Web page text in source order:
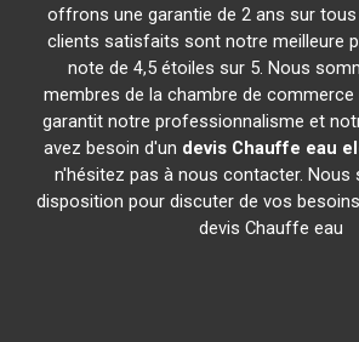
offrons une garantie de 2 ans sur
clients satisfaits sont notre meilleure
note de 4,5 étoiles sur 5. Nous
membres de la chambre de commerce
garantit notre professionnalisme et
avez besoin d'un devis Chauffe eau
n'hésitez pas à nous contacter. Nous
disposition pour discuter de vos
devis Chauffe eau